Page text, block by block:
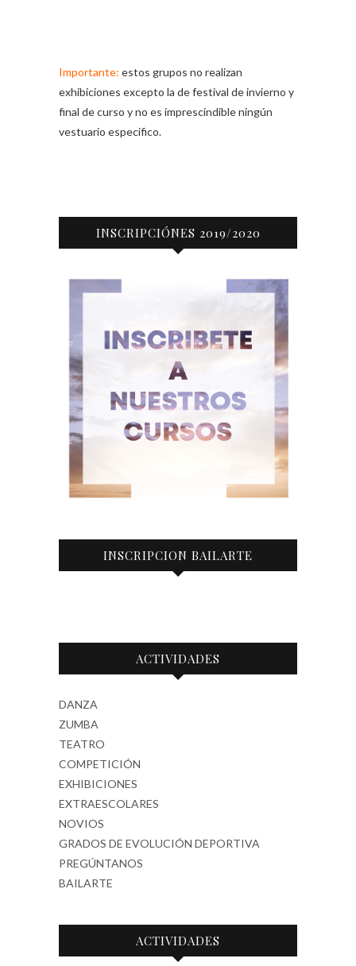
Importante: estos grupos no realizan
exhibiciones excepto la de festival de invierno y
final de curso y no es imprescindible ningún
vestuario especifico.
INSCRIPCIÓNES 2019/2020
INSCRIPCION BAILARTE
ACTIVIDADES
DANZA
ZUMBA
TEATRO
COMPETICIÓN
EXHIBICIONES
EXTRAESCOLARES
NOVIOS
GRADOS DE EVOLUCIÓN DEPORTIVA
PREGÚNTANOS
BAILARTE
ACTIVIDADES